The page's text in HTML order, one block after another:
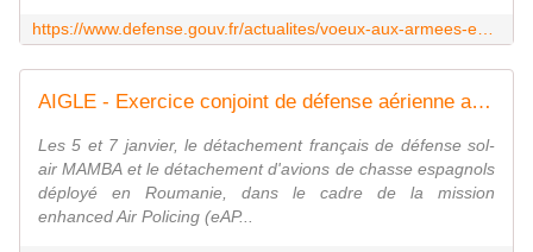
AIGLE - Exercice conjoint de défense aérienne avec les espagnols
Les 5 et 7 janvier, le détachement français de défense sol-
air MAMBA et le détachement d'avions de chasse espagnols
déployé en Roumanie, dans le cadre de la mission
enhanced Air Policing (eAP...